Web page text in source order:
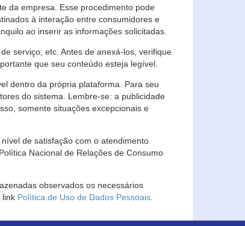
da empresa. Esse procedimento pode
à interação entre consumidores e
ao inserir as informações solicitadas.
serviço, etc. Antes de anexá-los, verifique
que seu conteúdo esteja legível.
dentro da própria plataforma. Para seu
do sistema. Lembre-se: a publicidade
somente situações excepcionais e
de satisfação com o atendimento
Nacional de Relações de Consumo
observados os necessários
link Política de Uso de Dados Pessoais